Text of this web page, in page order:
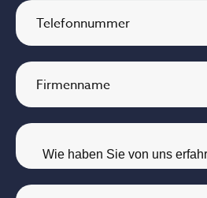
Telefonnummer
Firmenname